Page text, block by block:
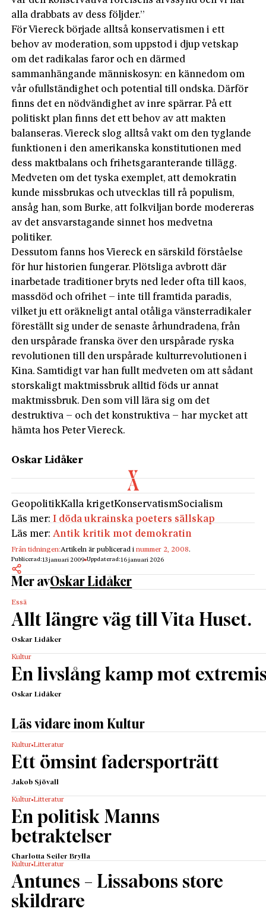
alla drabbats av dess följder.”
För Viereck började alltså konservatismen i ett
behov av moderation, som uppstod i djup vetskap
om det radikalas faror och en därmed
sammanhängande människosyn: en kännedom om
vår ofullständighet och potential till ondska. Därför
finns det en nödvändighet av inre spärrar. På ett
politiskt plan finns det ett behov av att makten
balanseras. Viereck slog alltså vakt om den tyglande
funktionen i den amerikanska konstitutionen med
dess maktbalans och frihetsgaranterande tillägg.
Medveten om det tyska exemplet, att demokratin
kunde missbrukas och utvecklas till rå populism,
ansåg han, som Burke, att folkviljan borde modereras
av det ansvarstagande sinnet hos medvetna
politiker.
Dessutom fanns hos Viereck en särskild förståelse
för hur historien fungerar. Plötsliga avbrott där
inarbetade traditioner bryts ned leder ofta till kaos,
massdöd och ofrihet – inte till framtida paradis,
vilket ju ett oräkneligt antal otåliga vänsterradikaler
föreställt sig under de senaste århundradena, från
den urspårade franska över den urspårade ryska
revolutionen till den urspårade kulturrevolutionen i
Kina. Samtidigt var han fullt medveten om att sådant
storskaligt maktmissbruk alltid föds ur annat
maktmissbruk. Den som vill lära sig om det
destruktiva – och det konstruktiva – har mycket att
hämta hos Peter Viereck.
Oskar Lidåker
GeopolitikKalla krigetKonservatismSocialism
Läs mer:I döda ukrainska poeters sällskap
Läs mer:Antik kritik mot demokratin
Från tidningen:Artikeln är publicerad inummer 2, 2008.
Publicerad:13 januari 2009 Uppdaterad:16 januari 2026
Mer avOskar Lidåker
Essä
Allt längre väg till Vita Huset.
Oskar Lidåker
Kultur
En livslång kamp mot
Oskar Lidåker
Läs vidare inom Kultur
Kultur Litteratur
Ett ömsint fadersporträtt
Jakob Sjövall
Kultur Litteratur
En politisk Manns
betraktelser
Charlotta Seiler Brylla
Kultur Litteratur
Antunes – Lissabons store
skildrare